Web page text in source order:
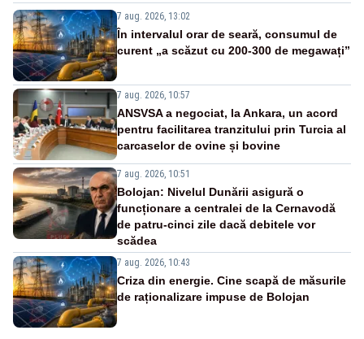
7 aug. 2026, 13:02
În intervalul orar de seară, consumul de
curent „a scăzut cu 200-300 de megawați”
7 aug. 2026, 10:57
ANSVSA a negociat, la Ankara, un acord
pentru facilitarea tranzitului prin Turcia al
carcaselor de ovine și bovine
7 aug. 2026, 10:51
Bolojan: Nivelul Dunării asigură o
funcționare a centralei de la Cernavodă
de patru-cinci zile dacă debitele vor
scădea
7 aug. 2026, 10:43
Criza din energie. Cine scapă de măsurile
de raționalizare impuse de Bolojan